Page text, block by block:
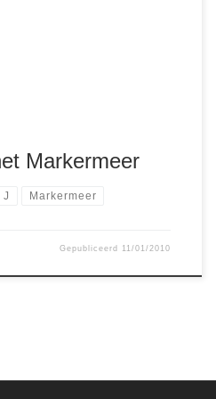
Markermeer
J Markermeer
Gepubliceerd 11/01/2010